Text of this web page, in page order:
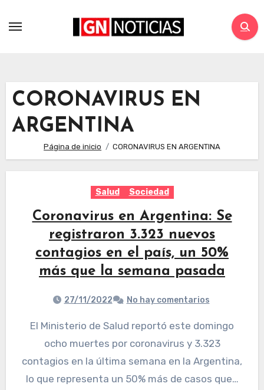
CORONAVIRUS EN
ARGENTINA
Página de inicio CORONAVIRUS EN ARGENTINA
Salud Sociedad
Coronavirus en Argentina: Se
registraron 3.323 nuevos
contagios en el país, un 50%
más que la semana pasada
27/11/2022 No hay comentarios
El Ministerio de Salud reportó este domingo
ocho muertes por coronavirus y 3.323
contagios en la última semana en la Argentina,
lo que representa un 50% más de casos que…